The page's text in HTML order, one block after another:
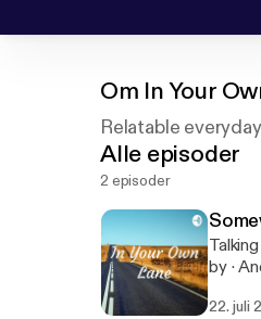
Om In Your
Relatable
Alle episoder
2 episoder
Talking
by · Anchor: The easiest way to make a podcast. https://anchor.fm/app
22. juli